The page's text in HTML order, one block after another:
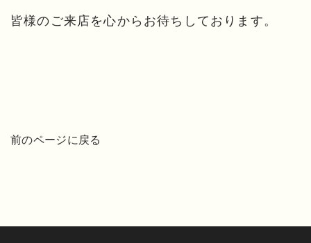
皆様のご来店を心からお待ちしております。
前のページに戻る